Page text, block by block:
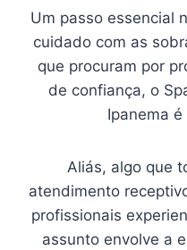
Um passo essencial
cuidado com as
que procuram por
de confiança, o
Ipanema
Aliás, algo que
atendimento
profissionais
assunto envolve a